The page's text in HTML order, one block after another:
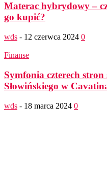
Materac hybrydowy –
go kupić?
wds - 12 czerwca 2024 0
Finanse
Symfonia czterech stron
Słowińskiego w
wds - 18 marca 2024 0